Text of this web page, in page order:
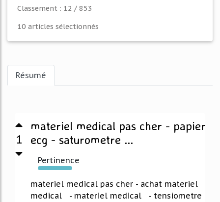
Classement : 12 / 853
10 articles sélectionnés
Résumé
1
materiel medical pas cher - papier
ecg - saturometre ...
Pertinence
2849%
materiel medical pas cher - achat materiel
medical - materiel medical - tensiometre